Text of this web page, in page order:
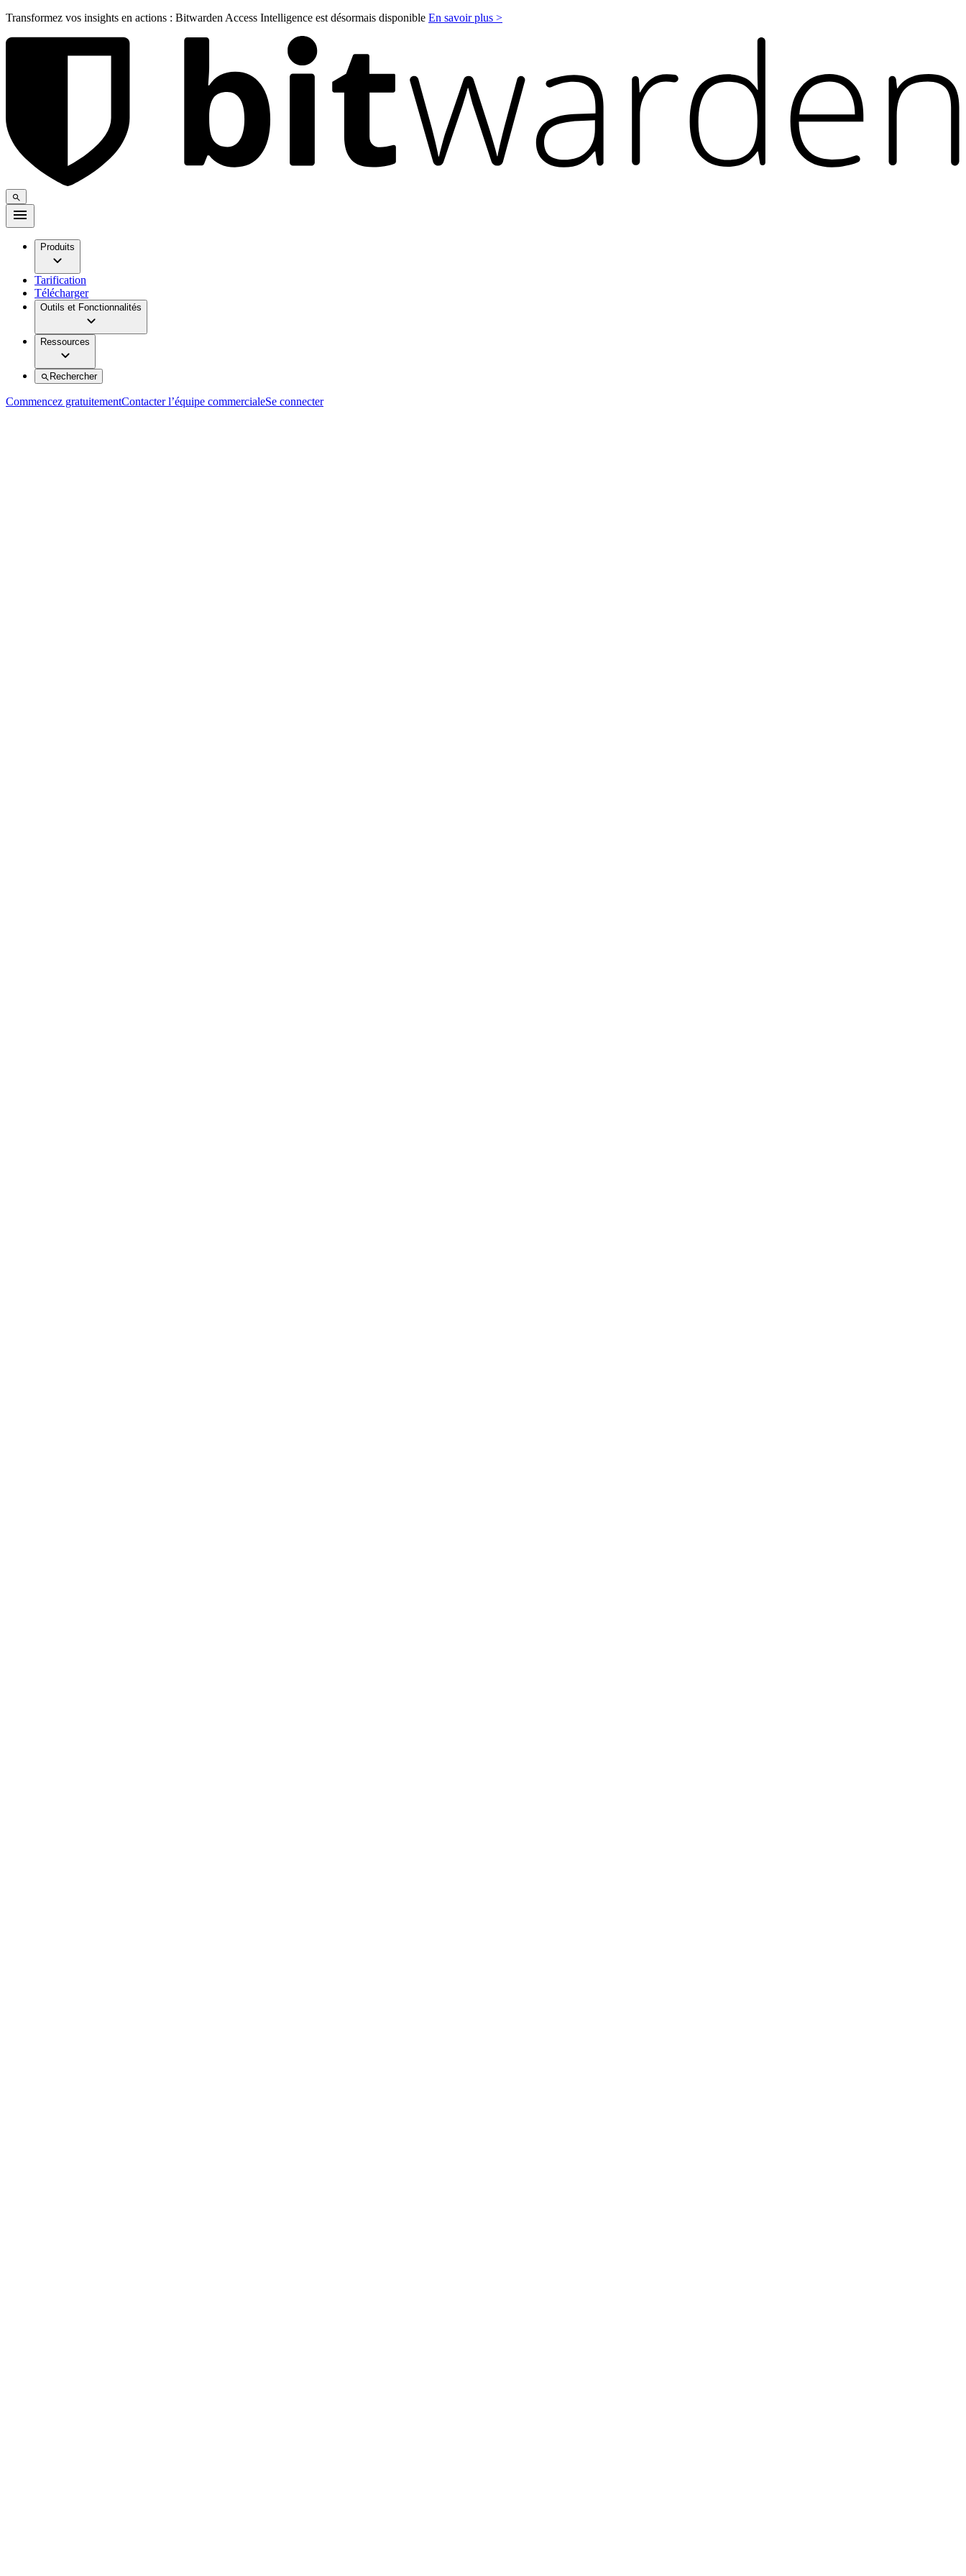
Transformez vos insights en actions : Bitwarden Access Intelligence est désormais disponible En savoir plus >
Produits
Tarification
Télécharger
Outils et Fonctionnalités
Ressources
Rechercher
Commencez gratuitementContacter l’équipe commercialeSe connecter